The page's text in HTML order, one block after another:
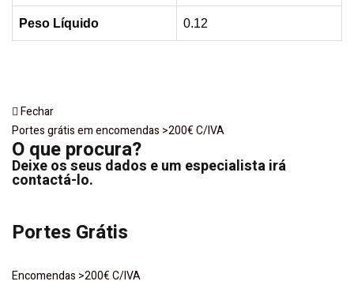
Peso Líquido 0.12
Fechar
Portes grátis em encomendas >200€ C/IVA
O que procura?
Deixe os seus dados e um especialista irá
contactá-lo.
Portes Grátis
Encomendas >200€ C/IVA